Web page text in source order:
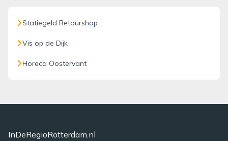
Statiegeld Retourshop
Vis op de Dijk
Horeca Oostervant
InDeRegioRotterdam.nl